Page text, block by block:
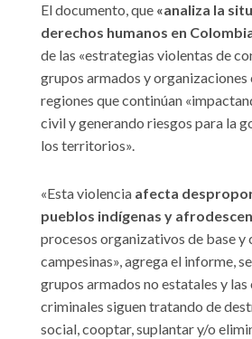
El documento, que «analiza la
derechos humanos en
de las «estrategias violentas de
grupos armados y organizaciones
regiones que continúan
civil y generando riesgos para la
los territorios».
«Esta violencia afecta
pueblos indígenas y
procesos organizativos de base y
campesinas», agrega el informe,
grupos armados no estatales y
criminales siguen tratando de
social, cooptar, suplantar y/o